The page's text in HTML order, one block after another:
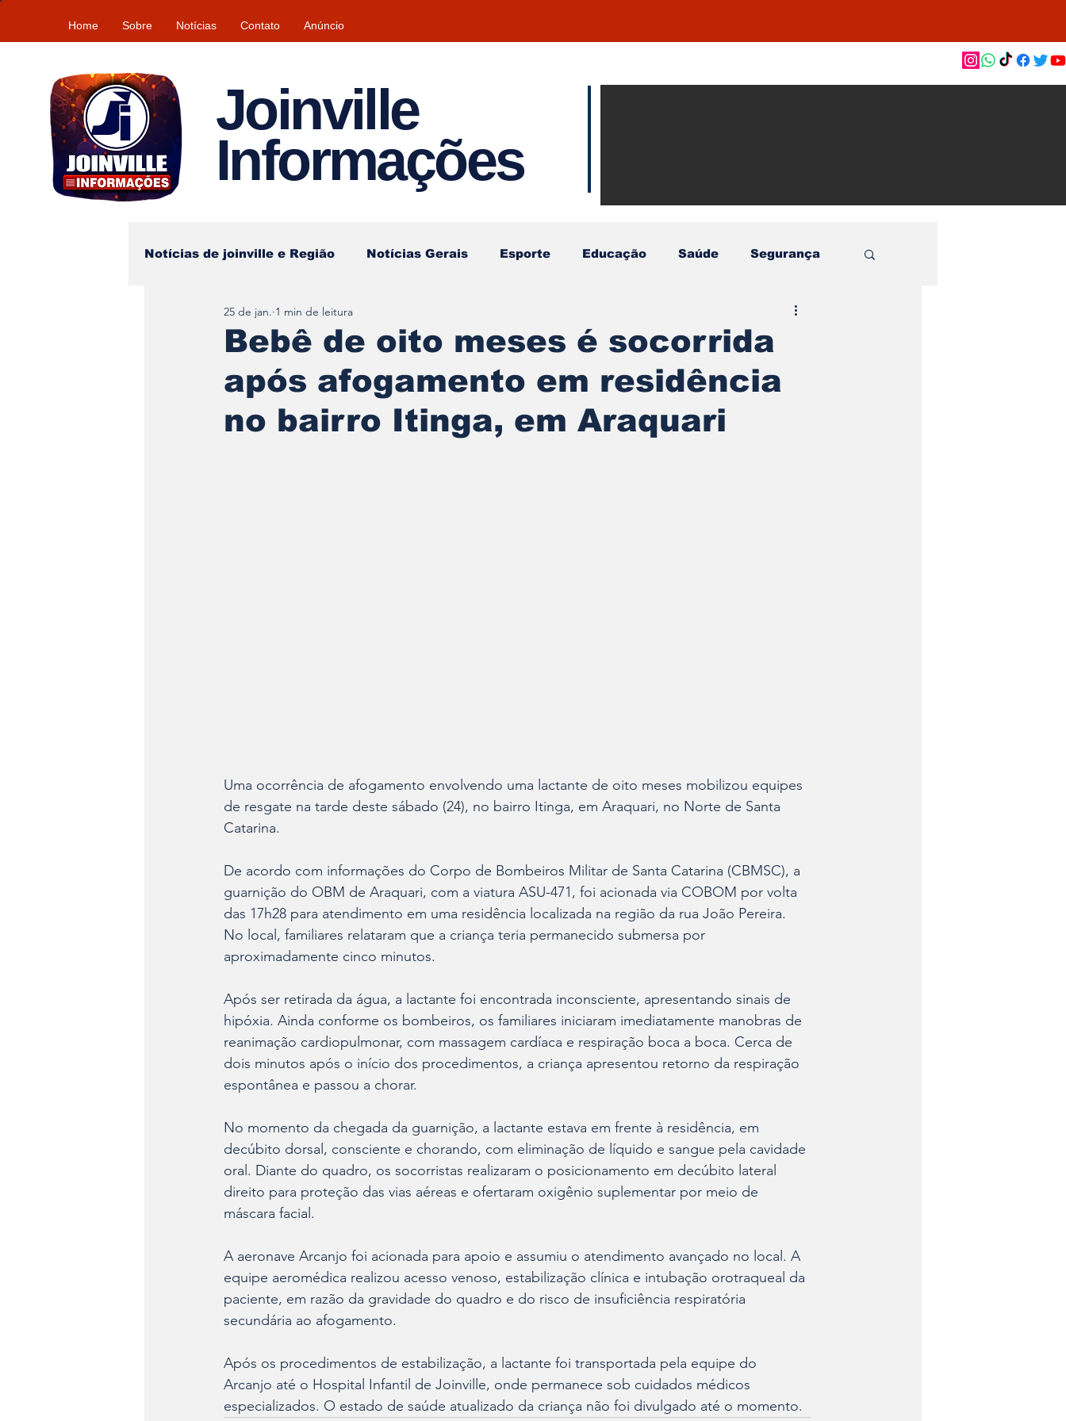
Home Sobre Notícias Contato Anúncio
Joinville
Informações
Notícias de joinville e Região Notícias Gerais Esporte Educação Saúde Segurança
Tempo\clima
Bebê de oito meses é socorrida
após afogamento em residência
no bairro Itinga, em Araquari
25 de jan. 1 min de leitura
Uma ocorrência de afogamento envolvendo uma lactante de oito meses mobilizou equipes
de resgate na tarde deste sábado (24), no bairro Itinga, em Araquari, no Norte de Santa
Catarina.
De acordo com informações do Corpo de Bombeiros Militar de Santa Catarina (CBMSC), a
guarnição do OBM de Araquari, com a viatura ASU-471, foi acionada via COBOM por volta
das 17h28 para atendimento em uma residência localizada na região da rua João Pereira.
No local, familiares relataram que a criança teria permanecido submersa por
aproximadamente cinco minutos.
Após ser retirada da água, a lactante foi encontrada inconsciente, apresentando sinais de
hipóxia. Ainda conforme os bombeiros, os familiares iniciaram imediatamente manobras de
reanimação cardiopulmonar, com massagem cardíaca e respiração boca a boca. Cerca de
dois minutos após o início dos procedimentos, a criança apresentou retorno da respiração
espontânea e passou a chorar.
No momento da chegada da guarnição, a lactante estava em frente à residência, em
decúbito dorsal, consciente e chorando, com eliminação de líquido e sangue pela cavidade
oral. Diante do quadro, os socorristas realizaram o posicionamento em decúbito lateral
direito para proteção das vias aéreas e ofertaram oxigênio suplementar por meio de
máscara facial.
A aeronave Arcanjo foi acionada para apoio e assumiu o atendimento avançado no local. A
equipe aeromédica realizou acesso venoso, estabilização clínica e intubação orotraqueal da
paciente, em razão da gravidade do quadro e do risco de insuficiência respiratória
secundária ao afogamento.
Após os procedimentos de estabilização, a lactante foi transportada pela equipe do
Arcanjo até o Hospital Infantil de Joinville, onde permanece sob cuidados médicos
especializados. O estado de saúde atualizado da criança não foi divulgado até o momento.